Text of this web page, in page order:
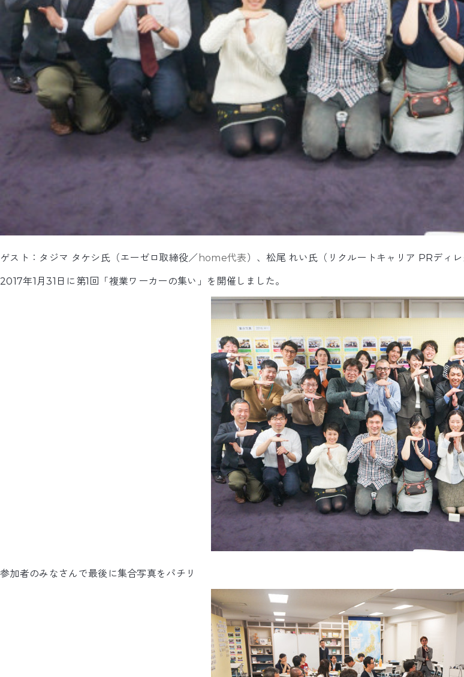
ゲスト：タジマ タケシ氏（エーゼロ取締役／ home代表）、松尾 れい氏（リクルートキャリア PRディ
2017年1月31日に第1回「複業ワーカーの集い」を開催しました。
参加者のみなさんで最後に集合写真をパチリ